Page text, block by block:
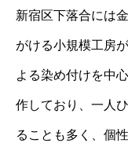
新宿区下落合には
がける小規模工房
よる染め付けを中
作しており、一人
ることも多く、個